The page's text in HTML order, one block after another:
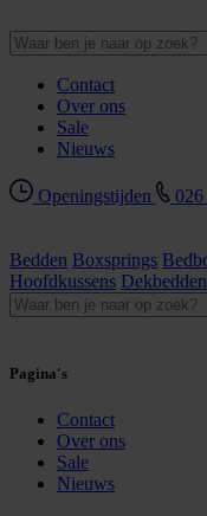
Contact
Over ons
Sale
Nieuws
Openingstijden 026
Bedden Boxsprings
Hoofdkussens Dekbedden
Pagina's
Contact
Over ons
Sale
Nieuws